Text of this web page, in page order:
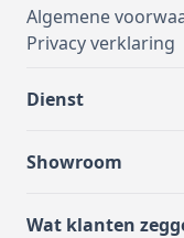
Algemene
Privacy verklaring
Dienst
Showroom
Wat klanten